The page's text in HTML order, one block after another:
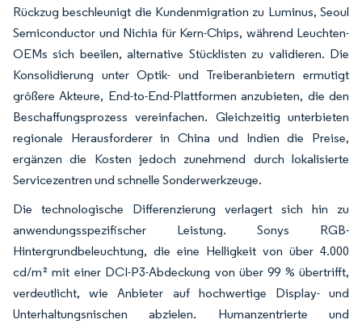
Rückzug beschleunigt die Kundenmigration zu Luminus, Seoul
Semiconductor und Nichia für Kern-Chips, während Leuchten-
OEMs sich beeilen, alternative Stücklisten zu validieren. Die
Konsolidierung unter Optik- und Treiberanbietern ermutigt
größere Akteure, End-to-End-Plattformen anzubieten, die den
Beschaffungsprozess vereinfachen. Gleichzeitig unterbieten
regionale Herausforderer in China und Indien die Preise,
ergänzen die Kosten jedoch zunehmend durch lokalisierte
Servicezentren und schnelle Sonderwerkzeuge.
Die technologische Differenzierung verlagert sich hin zu
anwendungsspezifischer Leistung. Sonys RGB-
Hintergrundbeleuchtung, die eine Helligkeit von über 4.000
cd/m² mit einer DCI-P3-Abdeckung von über 99 % übertrifft,
verdeutlicht, wie Anbieter auf hochwertige Display- und
Unterhaltungsnischen abzielen. Humanzentrierte und